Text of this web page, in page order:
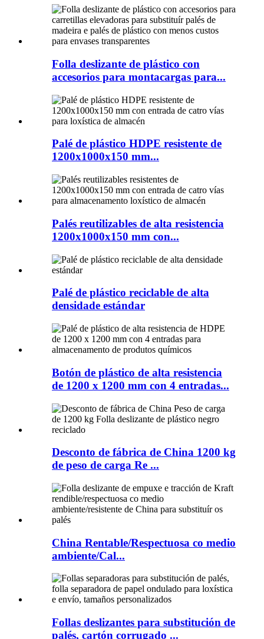
Folla deslizante de plástico con
accesorios para montacargas para...
Palé de plástico HDPE resistente de
1200x1000x150 mm...
Palés reutilizables de alta resistencia
1200x1000x150 mm con...
Palé de plástico reciclable de alta
densidade estándar
Botón de plástico de alta resistencia
de 1200 x 1200 mm con 4 entradas...
Desconto de fábrica de China 1200 kg
de peso de carga Re ...
China Rentable/Respectuosa co medio
ambiente/Cal...
Follas deslizantes para substitución de
palés, cartón corrugado ...